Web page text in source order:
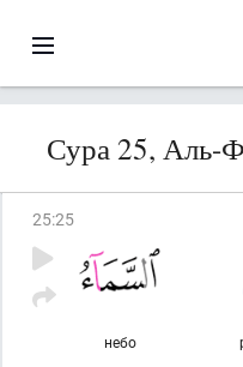
Сура 25, Аль-
25:25
небо